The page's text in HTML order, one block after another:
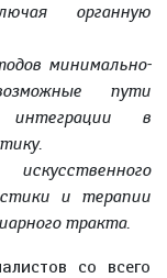
органную
минимально-
пути
в
и терапии
тракта.
со всего